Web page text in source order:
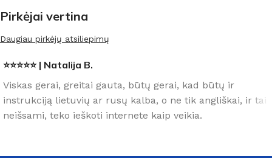
Pirkėjai vertina
Daugiau pirkėjų atsiliepimų
⭐⭐⭐⭐⭐ | Natalija B.
Viskas gerai, greitai gauta, būtų gerai, kad būtų ir
instrukciją lietuvių ar rusų kalba, o ne tik angliškai, ir tai
neišsami, teko ieškoti internete kaip veikia.